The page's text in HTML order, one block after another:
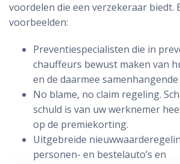
voordelen die een verzekeraar biedt.
voorbeelden:
Preventiespecialisten die in
chauffeurs bewust maken van
en de daarmee samenhangende
No blame, no claim regeling.
schuld is van uw werknemer
op de premiekorting.
Uitgebreide
personen- en bestelauto’s en